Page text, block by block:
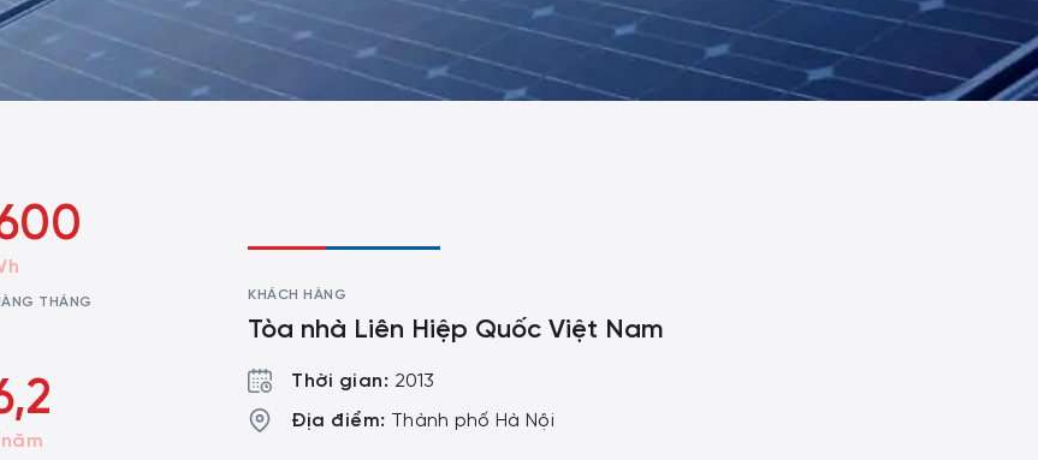
THÁNG KHÁCH HÀNG
Tòa nhà Liên Hiệp Quốc Việt Nam
Thời gian: 2013
Địa điểm: Thành phố Hà Nội